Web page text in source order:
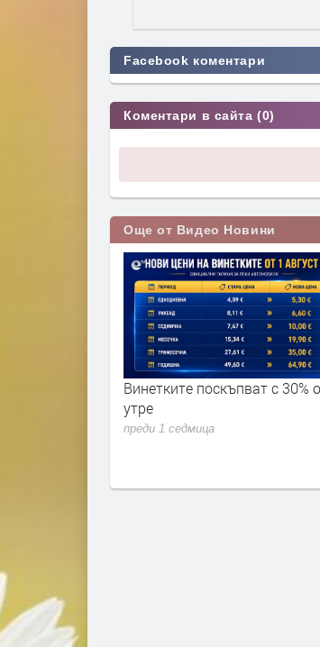
Facebook коментари
Коментари в сайта (0)
Още от Видео Новини
300 дка. площи изгоряха при
пожар в димитровградско
преди 1 седмица